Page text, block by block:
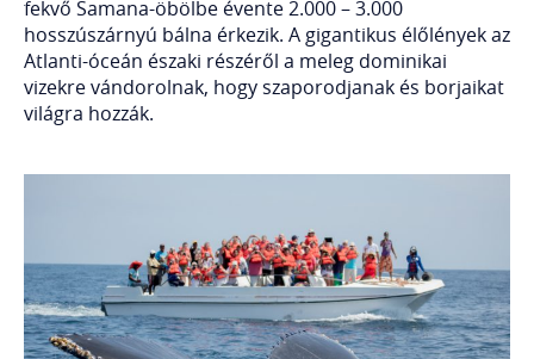
fekvő Samana-öbölbe évente 2.000 – 3.000
hosszúszárnyú bálna érkezik. A gigantikus élőlények az
Atlanti-óceán északi részéről a meleg dominikai
vizekre vándorolnak, hogy szaporodjanak és borjaikat
világra hozzák.